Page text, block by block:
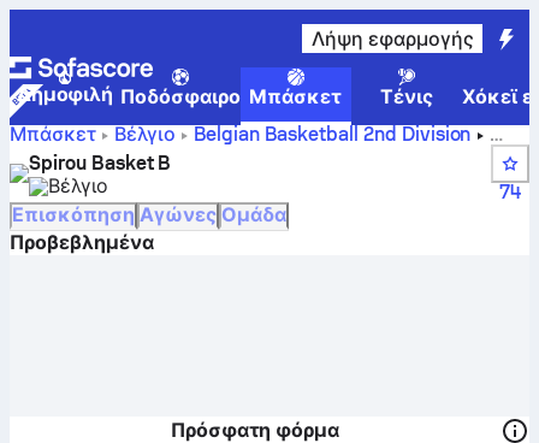
Λήψη εφαρμογής
Δημοφιλή Ποδόσφαιρο Μπάσκετ Τένις
Χόκεϊ
Μπάσκετ
Βέλγιο
Belgian Basketball 2nd Division
Βαθμολογίες, θέσεις, πρόγραμμα και παίκτες της
Σαρλερουά Β´
Spirou Basket B
Βέλγιο
74
Επισκόπηση Αγώνες Ομάδα
Προβεβλημένα
Πρόσφατη φόρμα